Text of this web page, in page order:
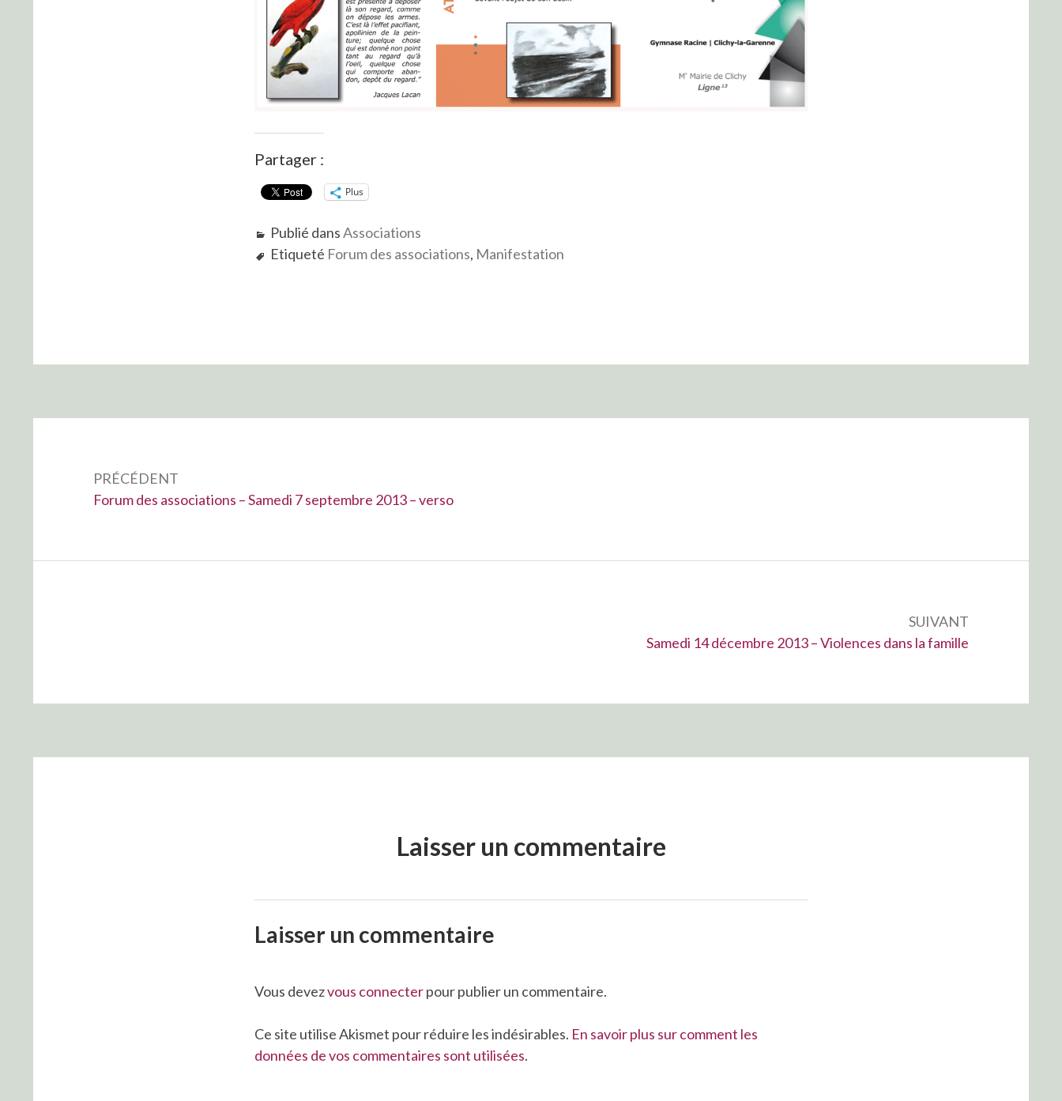
Partager :
Plus
Publié dansAssociations
Etiqueté Forum des associations, Manifestation
l’articlePRÉCÉDENT
Précédent :
Forum des associations – Samedi 7 septembre 2013 – verso
SUIVANT
Suivant :
Samedi 14 décembre 2013 – Violences dans la famille
Laisser un commentaire
Laisser un commentaire
Vous devezvous connecterpour publier un commentaire.
Ce site utilise Akismet pour réduire les indésirables. En savoir plus sur comment les
données de vos commentaires sont utilisées.